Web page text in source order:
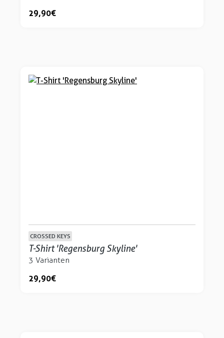
29,90 €
CROSSED KEYS
T-Shirt 'Regensburg Skyline'
3 Varianten
29,90 €